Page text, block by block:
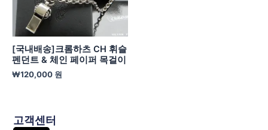
[국내배송]크롬하츠 CH 휘슬
펜던트 & 체인 페이퍼 목걸이
₩120,000 원
고객센터